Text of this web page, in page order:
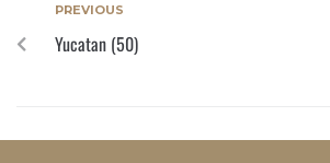
PREVIOUS
Yucatan (50)